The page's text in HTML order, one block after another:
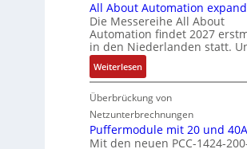
ä
g
t
d
u
r
d
o
r
s
t
a
d
d
e
s
e
b
e
s
t
ä
t
i
g
k
e
t
n
e
i
S
t
r
u
k
u
r
i
s
2
0
3
6
f
e
h
l
All About Automation
Die Messereihe All About
Automation findet 2027
in den Niederlanden statt.
Weiterlesen:
A
l
l
A
b
Überbrückung von
Netzunterbrechnungen
Puffermodule mit 20 und 40A
Mit den neuen PCC-1424-